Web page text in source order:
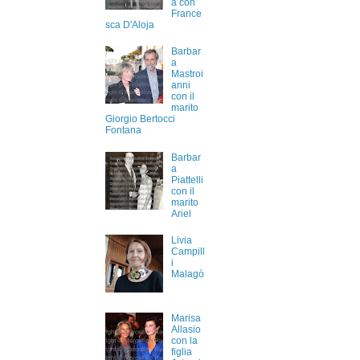
a con
France
sca D'Aloja
Barbar
a
Mastroi
anni
con il
marito
Giorgio Bertocci
Fontana
Barbar
a
Piattelli
con il
marito
Ariel
Livia
Campill
i
Malagò
Marisa
Allasio
con la
figlia